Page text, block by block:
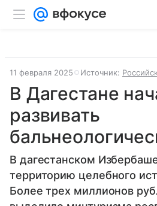
11 февраля 2025 Источник:
В Дагестане
развивать
В дагестанском
территорию целебного
Более трех миллионов